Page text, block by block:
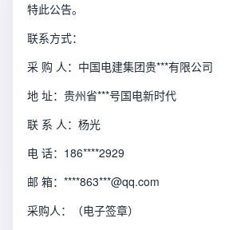
特此公告。
联系方式：
采 购 人：中国电建集团贵***有限公司
地 址：贵州省***号国电新时代
联 系 人：杨光
电 话：186****2929
邮 箱：****863***@qq.com
采购人：（电子签章）